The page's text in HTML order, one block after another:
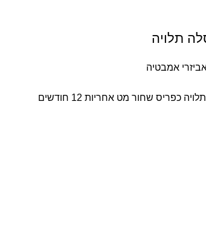
תלויה
אמבטיה
כפריס שחור מט אחריות 12 חודשים